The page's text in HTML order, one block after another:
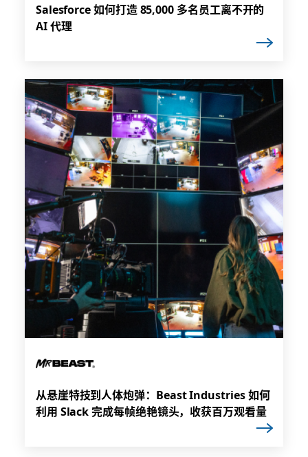
Salesforce 如何打造 85,000 多名员工离不开的
AI 代理
从悬崖特技到人体炮弹：Beast Industries 如何
利用 Slack 完成每帧绝艳镜头，收获百万观看量